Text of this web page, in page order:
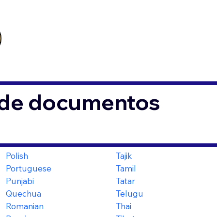
documentos
Polish
Portuguese
Punjabi
Quechua
Romanian
Tajik
Tamil
Tatar
Telugu
Thai